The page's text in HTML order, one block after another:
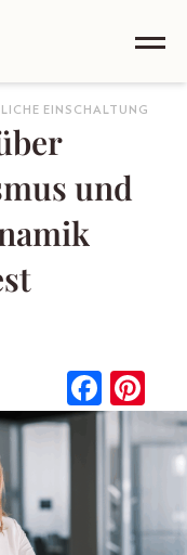
EINSCHALTUNG
und